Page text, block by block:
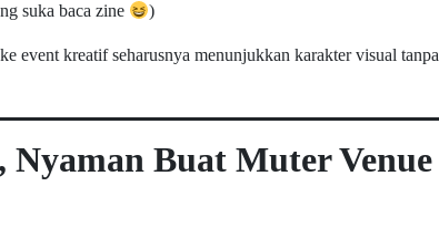
suka baca zine
)
event kreatif seharusnya menunjukkan karakter visual tanpa
Nyaman Buat Muter Venue